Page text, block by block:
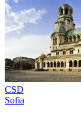
CSD
Sofia